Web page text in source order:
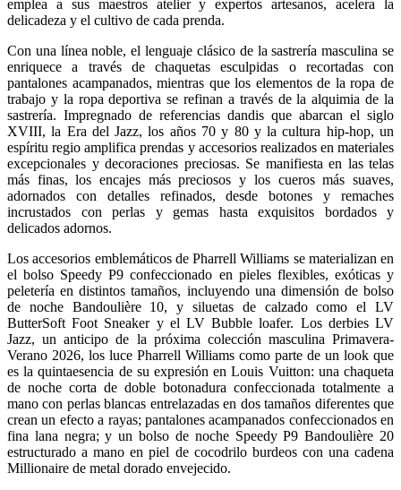
emplea a sus maestros atelier y expertos artesanos, acelera la
delicadeza y el cultivo de cada prenda.
Con una línea noble, el lenguaje clásico de la sastrería masculina se
enriquece a través de chaquetas esculpidas o recortadas con
pantalones acampanados, mientras que los elementos de la ropa de
trabajo y la ropa deportiva se refinan a través de la alquimia de la
sastrería. Impregnado de referencias dandis que abarcan el siglo
XVIII, la Era del Jazz, los años 70 y 80 y la cultura hip-hop, un
espíritu regio amplifica prendas y accesorios realizados en materiales
excepcionales y decoraciones preciosas. Se manifiesta en las telas
más finas, los encajes más preciosos y los cueros más suaves,
adornados con detalles refinados, desde botones y remaches
incrustados con perlas y gemas hasta exquisitos bordados y
delicados adornos.
Los accesorios emblemáticos de Pharrell Williams se materializan en
el bolso Speedy P9 confeccionado en pieles flexibles, exóticas y
peletería en distintos tamaños, incluyendo una dimensión de bolso
de noche Bandoulière 10, y siluetas de calzado como el LV
ButterSoft Foot Sneaker y el LV Bubble loafer. Los derbies LV
Jazz, un anticipo de la próxima colección masculina Primavera-
Verano 2026, los luce Pharrell Williams como parte de un look que
es la quintaesencia de su expresión en Louis Vuitton: una chaqueta
de noche corta de doble botonadura confeccionada totalmente a
mano con perlas blancas entrelazadas en dos tamaños diferentes que
crean un efecto a rayas; pantalones acampanados confeccionados en
fina lana negra; y un bolso de noche Speedy P9 Bandoulière 20
estructurado a mano en piel de cocodrilo burdeos con una cadena
Millionaire de metal dorado envejecido.